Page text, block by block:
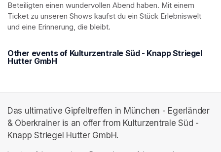
Beteiligten einen wundervollen Abend haben. Mit einem
Ticket zu unseren Shows kaufst du ein Stück Erlebniswelt
und eine Erinnerung, die bleibt.
Other events of Kulturzentrale Süd - Knapp Striegel
Hutter GmbH
Das ultimative Gipfeltreffen in München - Egerländer
& Oberkrainer is an offer from Kulturzentrale Süd -
Knapp Striegel Hutter GmbH.